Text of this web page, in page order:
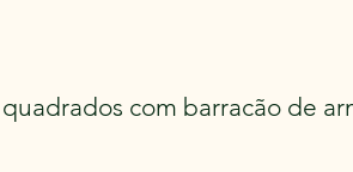
com barracão de